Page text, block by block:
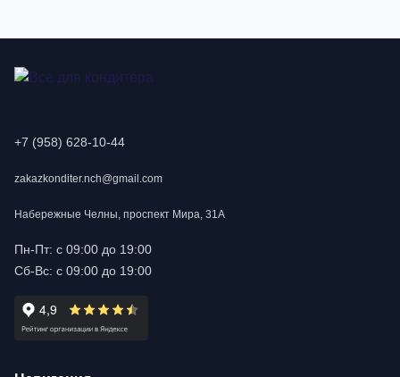
+7 (958) 628-10-44
zakazkonditer.nch@gmail.com
Набережные Челны, проспект Мира, 31А
Пн-Пт: с 09:00 до 19:00
Сб-Вс: с 09:00 до 19:00